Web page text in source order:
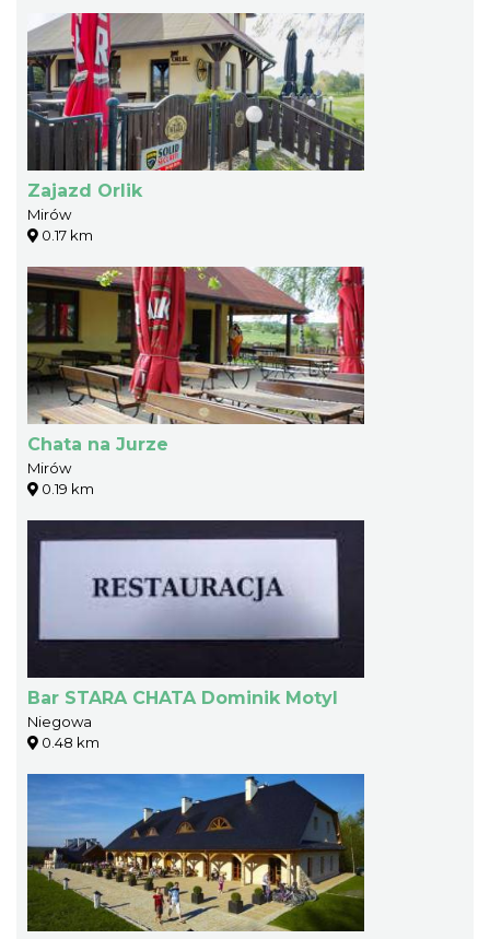
Zajazd Orlik
Mirów
0.17 km
Chata na Jurze
Mirów
0.19 km
Bar STARA CHATA Dominik Motyl
Niegowa
0.48 km